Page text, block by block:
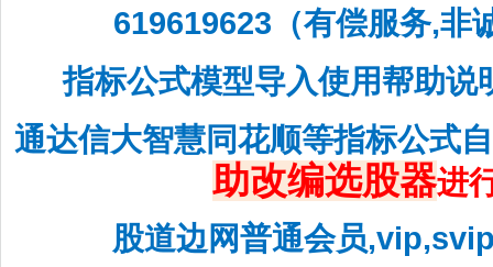
619619623（有偿服务,非
指标公式模型导入使用帮助说
通达信大智慧同花顺等指标公式
助改编选股器进
股道边网普通会员